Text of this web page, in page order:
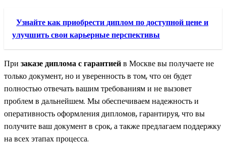
Узнайте как приобрести диплом по доступной цене и
улучшить свои карьерные перспективы
При заказе диплома с гарантиейв Москве вы получаете не
только документ, но и уверенность в том, что он будет
полностью отвечать вашим требованиям и не вызовет
проблем в дальнейшем. Мы обеспечиваем надежность и
оперативность оформления дипломов, гарантируя, что вы
получите ваш документ в срок, а также предлагаем поддержку
на всех этапах процесса.